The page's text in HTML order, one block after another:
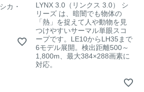
カ・
LYNX 3.0（リンクス 3.0） シ
リーズ は、暗闇でも物体の
「熱」を捉えて人や動物を見
つけやすいサーマル単眼スコ
ープです。LE10からLH35まで
6モデル展開。検出距離500～
1,800m、最大384×288画素に
対応。